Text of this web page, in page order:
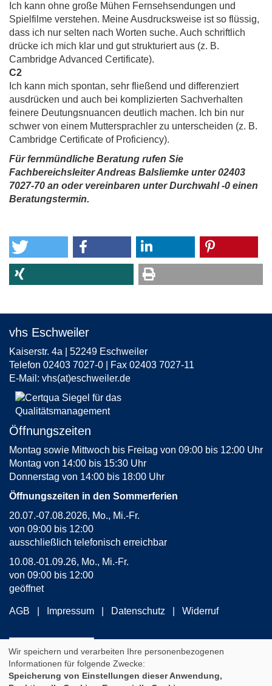
Ich kann ohne große Mühen Fernsehsendungen und
Spielfilme verstehen. Meine Ausdrucksweise ist so flüssig,
dass ich nur selten nach Worten suche. Auch schriftlich
drücke ich mich klar und gut strukturiert aus (z. B.
Cambridge Advanced Certificate).
C2
Ich kann mich spontan, sehr fließend und differenziert
ausdrücken und auch bei komplizierten Sachverhalten
feinere Deutungsnuancen deutlich machen. Ich bin nur
schwer von einem Muttersprachler zu unterscheiden (z. B.
Cambridge Certificate of Proficiency).
Für fernmündliche Beratung rufen Sie
Fachbereichsleiter Andreas Balsliemke unter 02403
7027-70 an oder vereinbaren unter Durchwahl -0 einen
Beratungstermin.
vhs Eschweiler
Kaiserstr. 4a | 52249 Eschweiler
Telefon 02403 7027-0 | Fax 02403 7027-11
E-Mail: vhs(at)eschweiler.de
Öffnungszeiten
Montag sowie Mittwoch bis Freitag von 09:00 bis 12:00 Uhr
Montag von 14:00 bis 15:30 Uhr
Donnerstag von 14:00 bis 18:00 Uhr
Öffnungszeiten in den Sommerferien
20.07.-07.08.2026, Mo., Mi.-Fr.
von 09:00 bis 12:00
ausschließlich telefonisch erreichbar
10.08.-01.09.26, Mo., Mi.-Fr.
von 09:00 bis 12:00
geöffnet
AGB Impressum Datenschutz Widerruf
Widerrufsformular
Cookie Einstellungen
Wir speichern und verarbeiten Ihre personenbezogenen
Informationen für folgende Zwecke:
Speicherung von Einstellungen dieser Anwendung,